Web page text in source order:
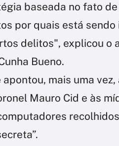
baseada no fato
por quais está
delitos", explicou o
Bueno.
mais uma
Mauro Cid e às